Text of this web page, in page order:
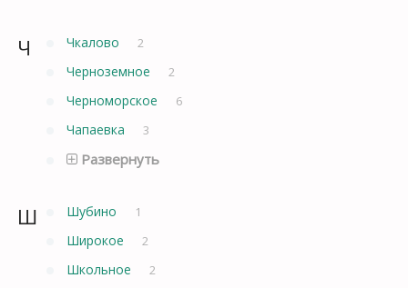
Ч Чкалово 2
Черноземное 2
Черноморское 6
Чапаевка 3
Развернуть
Ш Шубино 1
Широкое 2
Школьное 2